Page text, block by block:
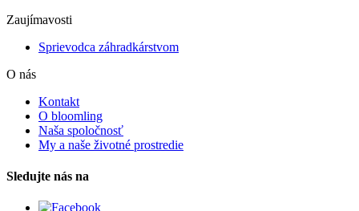
Zaujímavosti
Sprievodca záhradkárstvom
O nás
Kontakt
O bloomling
Naša spoločnosť
My a naše životné prostredie
Sledujte nás na